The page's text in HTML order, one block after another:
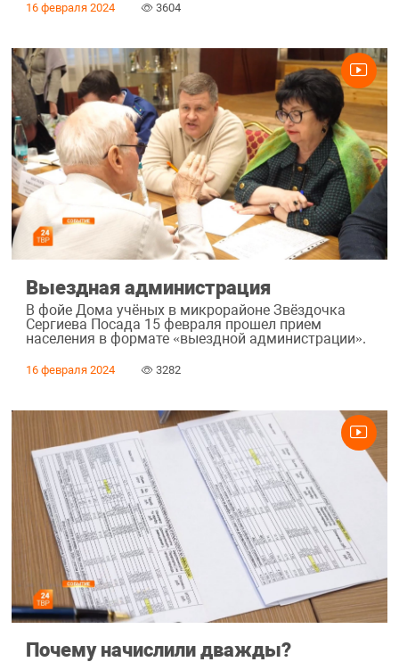
16 февраля 2024 3604
Выездная администрация
В фойе Дома учёных в микрорайоне Звёздочка
Сергиева Посада 15 февраля прошел прием
населения в формате «выездной администрации».
16 февраля 2024 3282
Почему начислили дважды?